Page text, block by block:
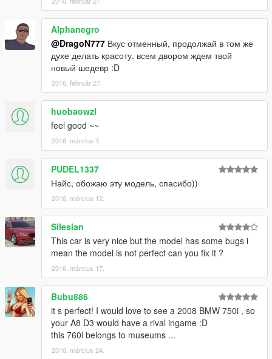
Alphanegro
@DragoN777 Вкус отменный, продолжай в том же
духе делать красоту, всем двором ждем твой
новый шедевр :D
2016. február 27.
huobaowzl
feel good ~~
2016. március 3.
PUDEL1337
Найс, обожаю эту модель, спасибо))
2016. március 12.
Silesian
This car is very nice but the model has some bugs i
mean the model is not perfect can you fix it ?
2016. március 17.
Bubu886
it s perfect! I would love to see a 2008 BMW 750i , so
your A8 D3 would have a rival ingame :D
this 760i belongs to museums ...
2016. március 24.